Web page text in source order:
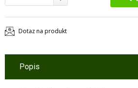
Dotaz na produkt
Popis